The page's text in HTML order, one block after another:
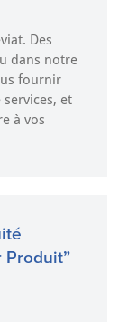
Des
dans notre
fournir
et
à vos
Produit”